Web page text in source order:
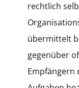
rechtlich
übermittelt
gegenüber
Empfängern